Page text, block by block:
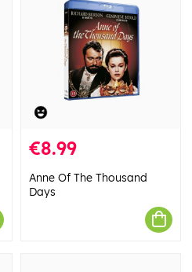
€8.99
Anne Of The Thousand
Days